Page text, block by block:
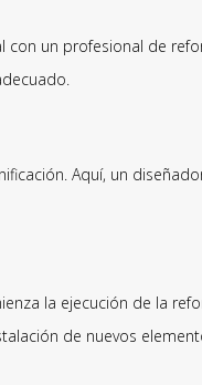
un profesional de
Aquí, un
la ejecución de la
de nuevos